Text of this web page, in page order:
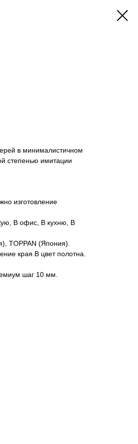
в минималистичном
степенью имитации
изготовление
В офис, В кухню, В
TOPPAN (Япония).
края.В цвет полотна.
шаг 10 мм.